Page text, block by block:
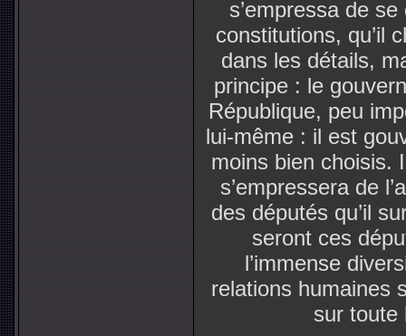
s’empressa de
constitutions, qu’il
dans les détails,
principe : le
République, peu
lui-même : il est
moins bien choisis.
s’empressera de
des députés qu’il
seront ces
l’immense
relations humaines
sur toute